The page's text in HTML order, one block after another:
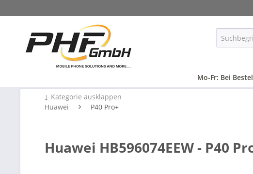
Mo-Fr: Bei
↓ Kategorie ausklappen
Huawei
P40 Pro+
Huawei HB596074EEW - P40